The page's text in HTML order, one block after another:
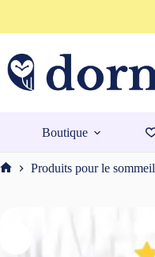
contenu
Boutique
Produits pour le sommeil